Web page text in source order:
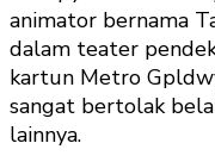
animator bernama
dalam teater
kartun Metro
sangat bertolak
lainnya.